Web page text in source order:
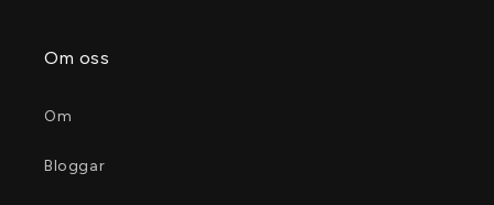
Om oss
Om
Bloggar